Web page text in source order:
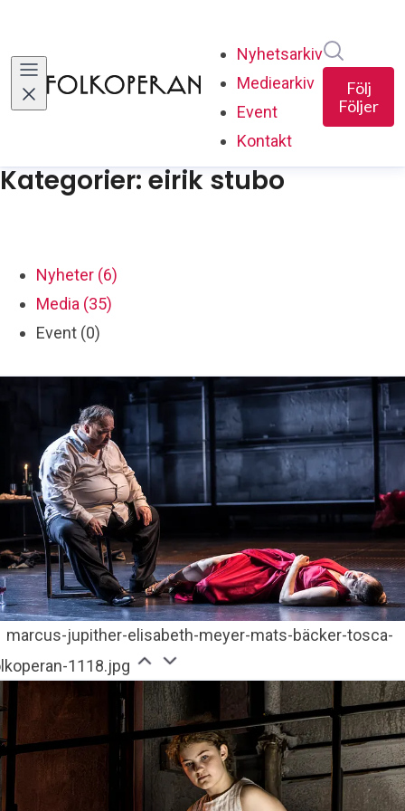
Nyhetsarkiv
Mediearkiv
Event
Kontakt
Följ
Följer
Kategorier: eirik stubo
Nyheter (6)
Media (35)
Event (0)
marcus-jupither-elisabeth-meyer-mats-bäcker-tosca-
1118.jpg